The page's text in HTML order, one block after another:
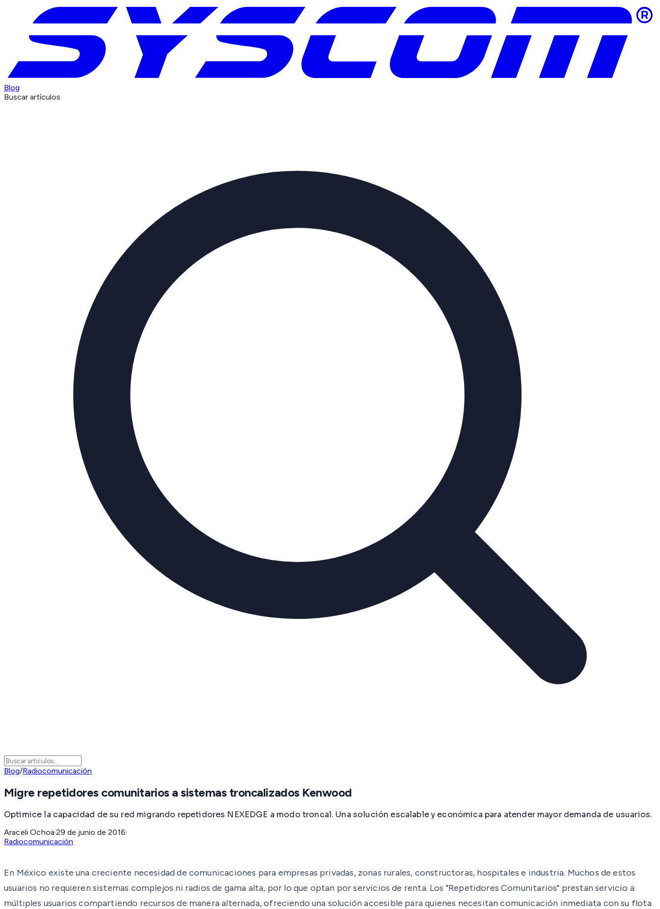
Blog
Buscar artículos
Blog/Radiocomunicación
Migre repetidores comunitarios a sistemas troncalizados Kenwood
Optimice la capacidad de su red migrando repetidores NEXEDGE a modo troncal. Una solución escalable y económica para atender mayor demanda de usuarios.
Araceli Ochoa·29 de junio de 2016·
Radiocomunicación
En México existe una creciente necesidad de comunicaciones para empresas privadas, zonas rurales, constructoras, hospitales e industria. Muchos de estos
usuarios no requieren sistemas complejos ni radios de gama alta, por lo que optan por servicios de renta. Los "Repetidores Comunitarios" prestan servicio a
múltiples usuarios compartiendo recursos de manera alternada, ofreciendo una solución accesible para quienes necesitan comunicación inmediata con su flota